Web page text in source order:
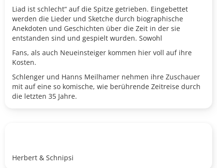
Liad ist schlecht“ auf die Spitze getrieben. Eingebettet
werden die Lieder und Sketche durch biographische
Anekdoten und Geschichten über die Zeit in der sie
entstanden sind und gespielt wurden. Sowohl
Fans, als auch Neueinsteiger kommen hier voll auf ihre
Kosten.
Schlenger und Hanns Meilhamer nehmen ihre Zuschauer
mit auf eine so komische, wie berührende Zeitreise durch
die letzten 35 Jahre.
Herbert & Schnipsi